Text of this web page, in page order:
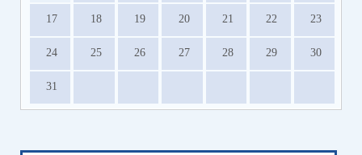
17 18 19 20 21 22 23
24 25 26 27 28 29 30
31